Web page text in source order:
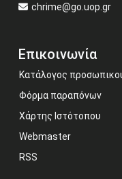
chrime@go.uop.gr
Επικοινωνία
Κατάλογος
Φόρμα παραπόνων
Χάρτης Ιστότοπου
Webmaster
RSS